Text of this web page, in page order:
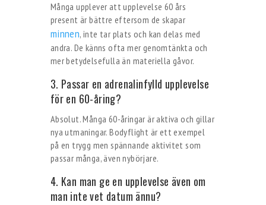
Många upplever att upplevelse 60 års
present är bättre eftersom de skapar
minnen, inte tar plats och kan delas med
andra. De känns ofta mer genomtänkta och
mer betydelsefulla än materiella gåvor.
3. Passar en adrenalinfylld upplevelse
för en 60-åring?
Absolut. Många 60-åringar är aktiva och gillar
nya utmaningar. Bodyflight är ett exempel
på en trygg men spännande aktivitet som
passar många, även nybörjare.
4. Kan man ge en upplevelse även om
man inte vet datum ännu?